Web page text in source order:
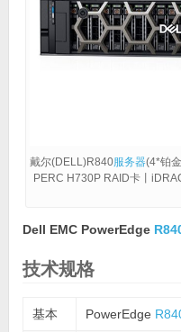
戴尔(DELL)R840服务器(4*铂
PERC H730P RAID卡丨
Dell EMC PowerEdge
技术规格
基本 PowerEdge